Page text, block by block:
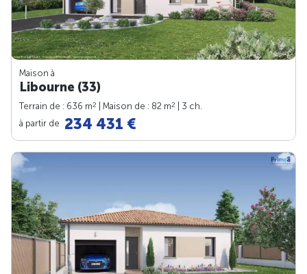
Maison à
Libourne (33)
Terrain de : 636 m2 | Maison de : 82 m2
| 3 ch.
à partir de 234 431 €